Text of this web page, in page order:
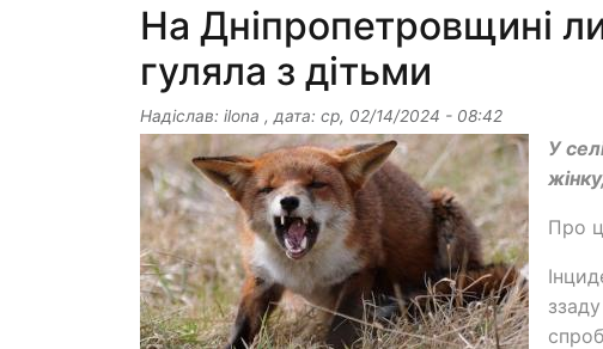
На Дніпропетровщині
гуляла з дітьми
Надіслав: ilona , дата: ср, 02/14/2024 - 08:42
У
Про